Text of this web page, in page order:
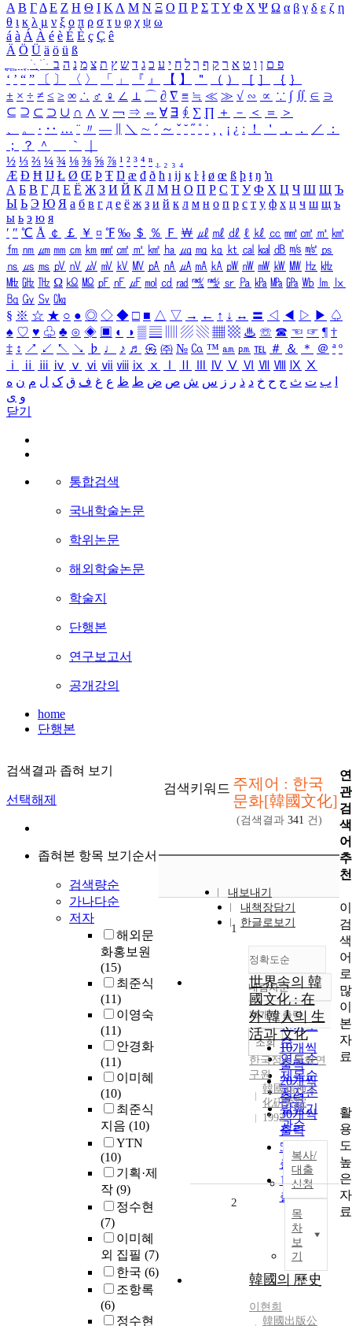
Α Β ΓΔ Ε Ζ Η Θ Ι ΚΛ Μ Ν Ξ Ο Π Ρ Σ ΤΥ Φ Χ Ψ Ω α β γ δ ε ζ η
θ ι κ λ μ ν ξ ο π ρ σ τ υ φ χ ψ ω
á à Á À é è É È ç Ç ê
Ä Ö Ü ä ö ü ß
ִֶֹ ֻּ ׁׂ פ ם ן ו ט א ר ק ף ך ל ח י ע כ ג ד ש ץ ת צ מ נ ה ב
‘ ’ “ ” 〔 〕 〈 〉 「 」 『 』 【 】 ＂ （ ） ［ ］ ｛ ｝
± × ÷ ≠ ≤ ≥ ∞ ∴ ♂ ♀ ∠ ⊥ ⌒ ∂ ∇ ≡ ≒ ≪ ≫ √ ∽ ∝ ∵ ∫ ∬ ∈ ∋
⊆ ⊇ ⊂ ⊃ ∪ ∩ ∧ ∨ ￢ ⇒ ⇔ ∀ ∃ ∮ ∑ ∏ ＋ － ＜ ＝
＞
、
。 · ‥ … ¨ 〃 ― ＼ ∼ ´ ～ ˇ ˘ ˝ ˚ ˙ ¸ ¡ ¿ ː ！ ＇ ， ． ／
：
；
？ ＾ ｀
½ ⅓ ⅔ ¼ ¾ ⅛ ⅜ ⅝ ⅞ ¹ ² ³ ⁴ ⁿ ₁ ₂ ₃ ₄
Æ Ð Ħ Ĳ Ł Ø Œ Þ Ŧ Ŋ æ đ ð ħ ı ĳ ĸ ŀ ł ø œ ß þ ŧ ŋ ŉ
А Б В Г Д Е Ё Ж З И Й К Л М Н О П Р С Т У Ф Х Ц Ч Ш Щ Ъ
Ы Ь Э Ю Я а б в г д е ё ж з и й к л м н о п р с т у ф х ц ч ш щ ъ
ы ь э ю я
′ ″ ℃ Å ￠ ￡ ￥ ¤ ℉ ‰ ＄ ％ Ｆ ￦ ㎕ ㎖ ㎗ ℓ ㎘ ㏄ ㎣ ㎤ ㎥ ㎦
㎙ ㎚ ㎛ ㎜ ㎝ ㎞ ㎟ ㎠ ㎡ ㎢ ㏊ ㎍ ㎎ ㎏ ㏏ ㎈ ㎉ ㏈ ㎧ ㎨ ㎰
㎱ ㎲ ㎳ ㎴ ㎵ ㎶ ㎷ ㎸ ㎹ ㎀ ㎁ ㎂ ㎃ ㎄ ㎺ ㎻ ㎽ ㎾ ㎿ ㎐ ㎑
㎒ ㎓ ㎔ Ω ㏀ ㏁ ㎊ ㎋ ㎌ ㏖ ㏅ ㎭ ㎮ ㎯ ㏛ ㎩ ㎪ ㎫ ㎬ ㏝ ㏐
㏓
㏃ ㏉ ㏜ ㏆
§ ※ ☆ ★ ○ ● ◎ ◇ ◆ □ ■ △ ▽ → ← ↑ ↓ ↔ 〓 ◁ ◀ ▷ ▶ ♤
♠ ♡ ♥ ♧ ♣ ⊙ ◈ ▣ ◐ ◑ ▒ ▤ ▨ ▧ ▦ ▩ ♨ ☏ ☎ ☜ ☞ ¶ †
‡ ↕ ↗ ↙ ↖ ↘ ♭ ♩ ♪ ♬ ㉿ ㈜ № ㏇ ™ ㏂ ㏘ ℡ ＃ ＆ ＊ ＠ ª º
ⅰ
ⅱ ⅲ ⅳ ⅴ ⅵ ⅶ ⅷ ⅸ ⅹ Ⅳ Ⅴ Ⅵ Ⅶ Ⅷ Ⅸ Ⅹ
ب ت ث ج ح خ د ذ ر ز س ش ص ض ط ظ ع غ ف ق ک ل م ن ه
و ی
닫기
통합검색
국내학술논문
학위논문
해외학술논문
학술지
단행본
연구보고서
공개강의
home
단행본
검색결과 좁혀 보기
선택해제
좁혀본 항목 보기순서
검색량순
가나다순
저자
해외문
화홍보원
(15)
최준식
(11)
이영숙
(11)
안경화
(11)
이미혜
(10)
최준식
지음 (10)
YTN
(10)
기획·제
작 (9)
정수현
(7)
이미혜
외 집필 (7)
한국 (6)
조항록
(6)
정수현
검색키워드 주제어 : 한국
문화[韓國文化]
(검색결과 341 건)
내보내기
내책장담기
한글로보기
정확도순
정확도
순
인기도
순
연도순
제목순
저자순
발행기
관순
내림차순
내림차순
10개씩 출력
10개씩
출력
20개씩
출력
30개씩
출력
50개씩
출력
100개씩
출력
조회
1
世界속의 韓
國文化 : 在
外 韓人의 生
活과 文化
한국정신문화연
구원
韓國精神文
化硏究院
1992
복사/
대출
신청
목
차
보
기
2
韓國의 歷史
이현희
韓國出版公
연
관
검
색
어
추
천
이
검
색
어
로
많
이
본
자
료
활
용
도
높
은
자
료